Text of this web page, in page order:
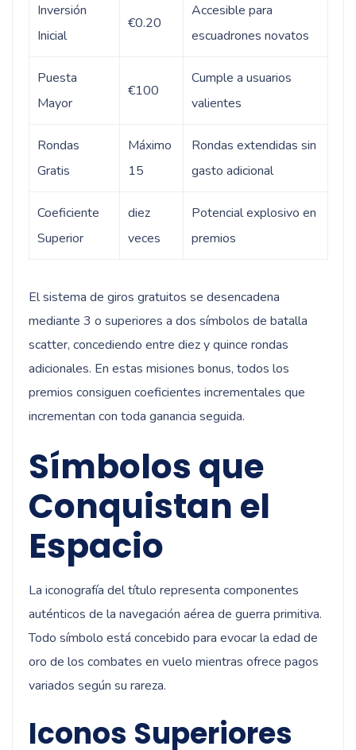
Inversión
Inicial
€0.20
Accesible para
escuadrones novatos
Puesta
Mayor
€100
Cumple a usuarios
valientes
Rondas
Gratis
Máximo
15
Rondas extendidas sin
gasto adicional
Coeficiente
Superior
diez
veces
Potencial explosivo en
premios
El sistema de giros gratuitos se desencadena
mediante 3 o superiores a dos símbolos de batalla
scatter, concediendo entre diez y quince rondas
adicionales. En estas misiones bonus, todos los
premios consiguen coeficientes incrementales que
incrementan con toda ganancia seguida.
Símbolos que
Conquistan el
Espacio
La iconografía del título representa componentes
auténticos de la navegación aérea de guerra primitiva.
Todo símbolo está concebido para evocar la edad de
oro de los combates en vuelo mientras ofrece pagos
variados según su rareza.
Iconos Superiores